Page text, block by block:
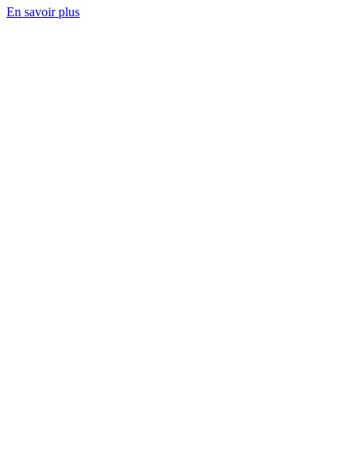
En savoir plus